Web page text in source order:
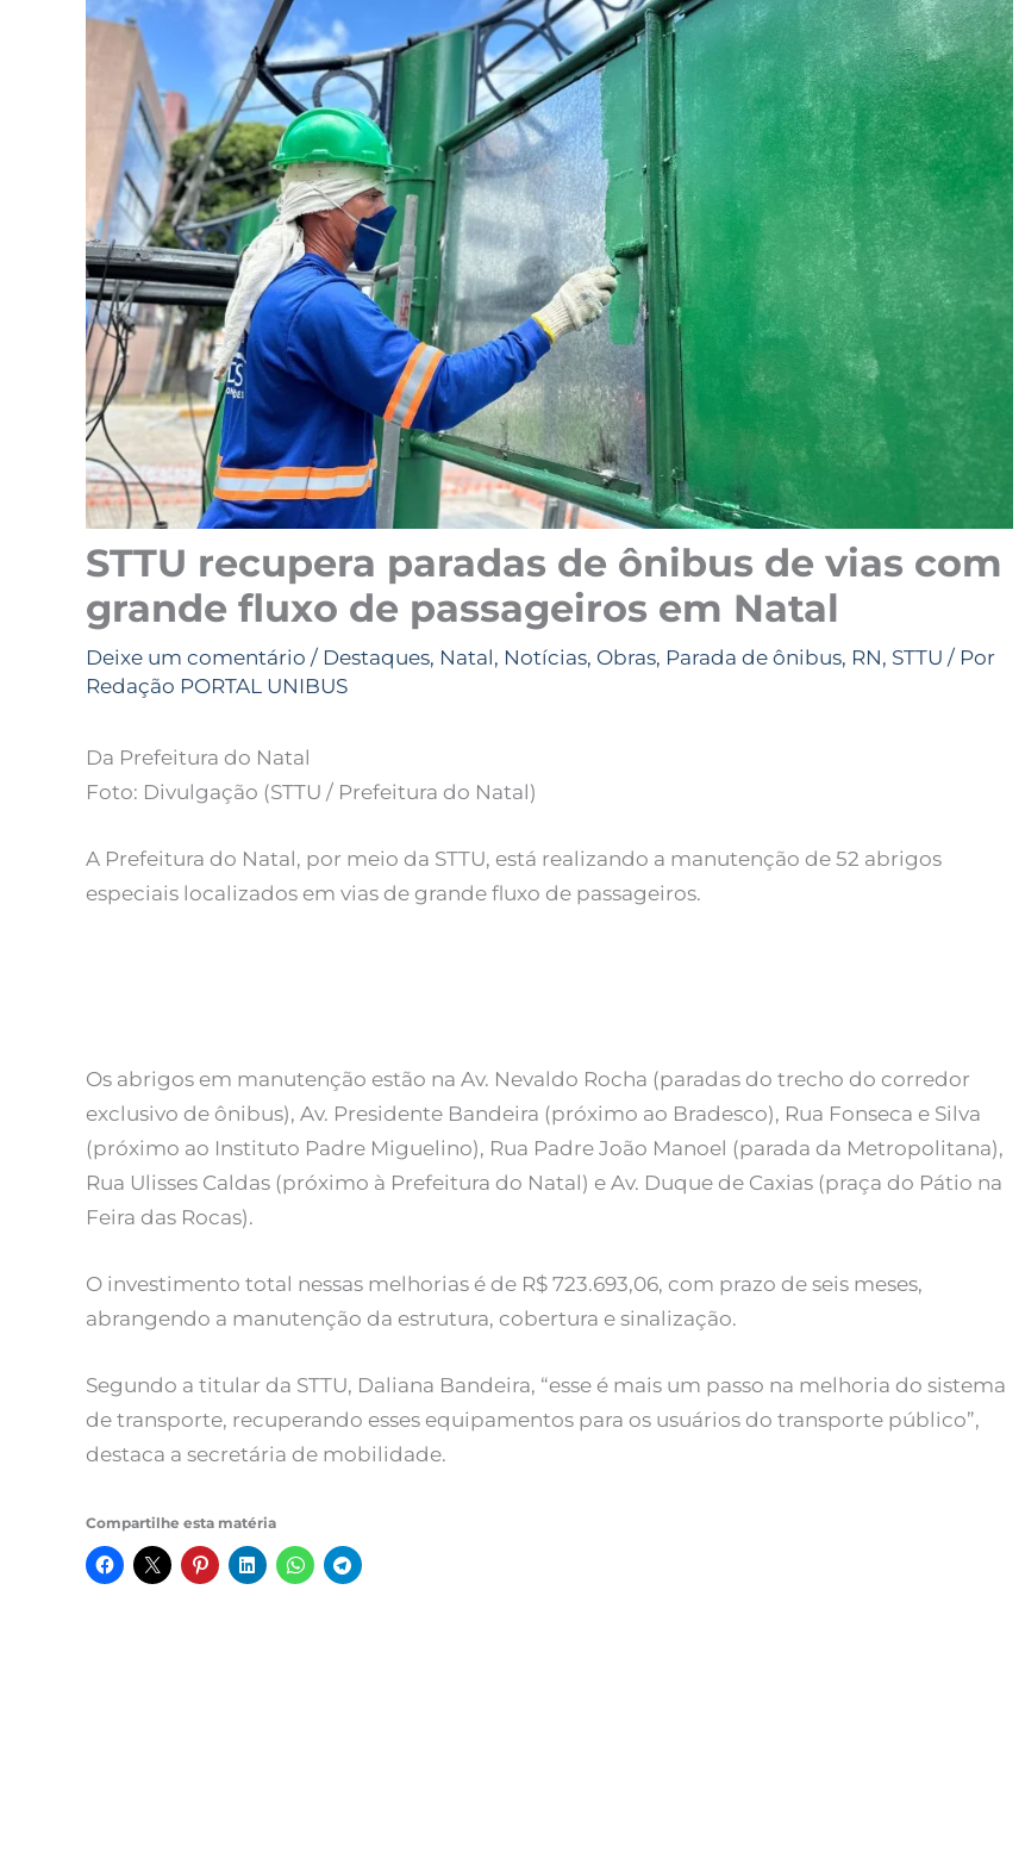
STTU recupera paradas de ônibus de vias com
grande fluxo de passageiros em Natal
Deixe um comentário / Destaques, Natal, Notícias, Obras, Parada de ônibus, RN, STTU / Por
Redação PORTAL UNIBUS
Da Prefeitura do Natal
Foto: Divulgação (STTU / Prefeitura do Natal)
A Prefeitura do Natal, por meio da STTU, está realizando a manutenção de 52 abrigos
especiais localizados em vias de grande fluxo de passageiros.
Os abrigos em manutenção estão na Av. Nevaldo Rocha (paradas do trecho do corredor
exclusivo de ônibus), Av. Presidente Bandeira (próximo ao Bradesco), Rua Fonseca e Silva
(próximo ao Instituto Padre Miguelino), Rua Padre João Manoel (parada da Metropolitana),
Rua Ulisses Caldas (próximo à Prefeitura do Natal) e Av. Duque de Caxias (praça do Pátio na
Feira das Rocas).
O investimento total nessas melhorias é de R$ 723.693,06, com prazo de seis meses,
abrangendo a manutenção da estrutura, cobertura e sinalização.
Segundo a titular da STTU, Daliana Bandeira, “esse é mais um passo na melhoria do sistema
de transporte, recuperando esses equipamentos para os usuários do transporte público”,
destaca a secretária de mobilidade.
Compartilhe esta matéria